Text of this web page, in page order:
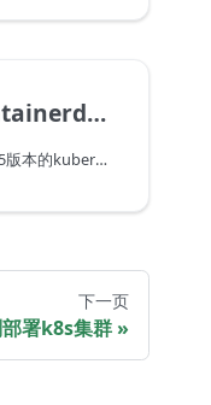
搭建k8s
基于kubeadm和containerd搭建1.25版本的kubernetes集群
下一页
署k8s集群